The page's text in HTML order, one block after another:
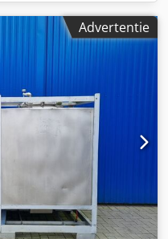
Advertentie